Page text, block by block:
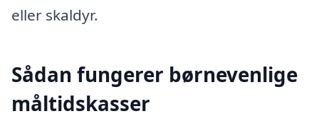
eller skaldyr.
Sådan fungerer børnevenlige
måltidskasser